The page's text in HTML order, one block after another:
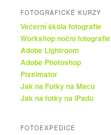
FOTOGRAFICKÉ KURZY
Večerní škola fotografie
Workshop noční fotografie
Adobe Lightroom
Adobe Photoshop
Pixelmator
Jak na Fotky na Macu
Jak na fotky na iPadu
FOTOEXPEDICE